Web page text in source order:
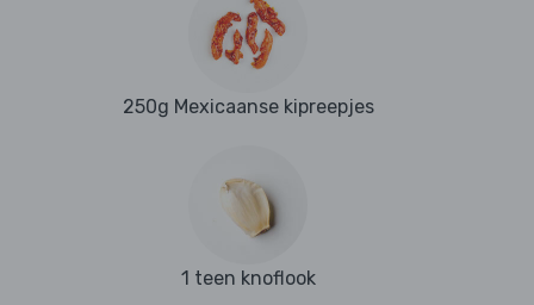
250g Mexicaanse kipreepjes
1 teen knoflook